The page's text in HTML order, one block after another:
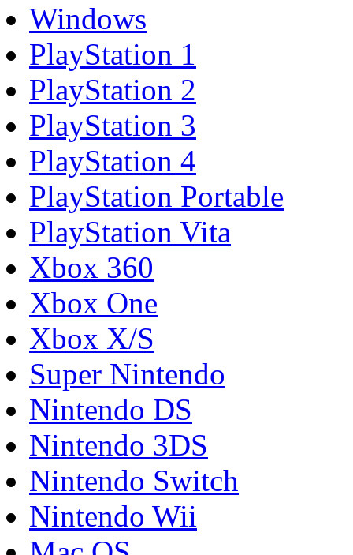
Windows
PlayStation 1
PlayStation 2
PlayStation 3
PlayStation 4
PlayStation Portable
PlayStation Vita
Xbox 360
Xbox One
Xbox X/S
Super Nintendo
Nintendo DS
Nintendo 3DS
Nintendo Switch
Nintendo Wii